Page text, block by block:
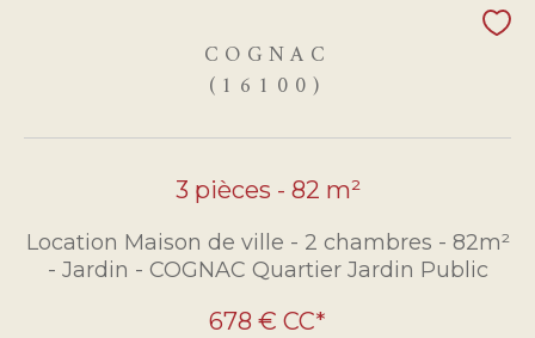
COGNAC
(16100)
3 pièces - 82 m²
Location Maison de ville - 2 chambres - 82m²
- Jardin - COGNAC Quartier Jardin Public
678 € CC*